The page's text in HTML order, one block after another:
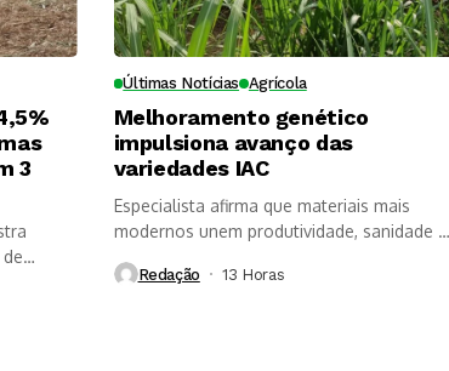
3
Últimas Notícias Agrícola
Melhoramento genético
impulsiona avanço das
variedades IAC
Especialista afirma que materiais mais
modernos unem produtividade, sanidade e
Redação 13 Horas ⁮